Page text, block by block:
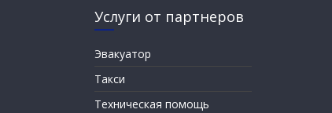
Услуги от партнеров
Эвакуатор
Такси
Техническая помощь